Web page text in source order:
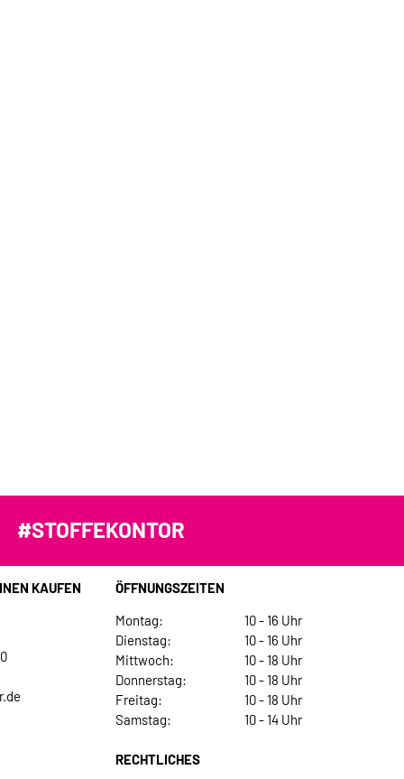
#STOFFEKONTOR
KAUFEN
ÖFFNUNGSZEITEN
Montag:
10 - 16 Uhr
Dienstag:
10 - 16 Uhr
Mittwoch:
10 - 18 Uhr
Donnerstag:
10 - 18 Uhr
Freitag:
10 - 18 Uhr
Samstag:
10 - 14 Uhr
RECHTLICHES